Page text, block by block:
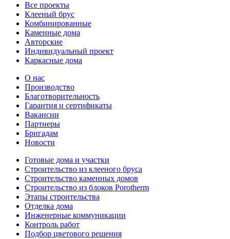
Все проекты
Клееный брус
Комбинированные
Каменные дома
Авторские
Индивидуальный проект
Каркасные дома
О нас
Производство
Благотворительность
Гарантия и сертификаты
Вакансии
Партнеры
Бригадам
Новости
Готовые дома и участки
Строительство из клееного бруса
Строительство каменных домов
Строительство из блоков Porotherm
Этапы строительства
Отделка дома
Инженерные коммуникации
Контроль работ
Подбор цветового решения